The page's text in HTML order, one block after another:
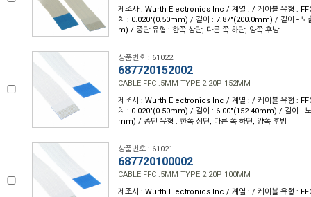
제조사 : Wurth Electronics Inc / 계열 : / 케이블 유형 :
치 : 0.020"(0.50mm) / 길이 : 7.87"(200.0mm) / 길이 - 노
m) / 종단 유형 : 한쪽 상단, 다른 쪽 하단, 양쪽 후방
상품번호 : 61022
687720152002
CABLE FFC .5MM TYPE 2 20P 152MM
제조사 : Wurth Electronics Inc / 계열 : / 케이블 유형 :
치 : 0.020"(0.50mm) / 길이 : 6.00"(152.40mm) / 길이 -
mm) / 종단 유형 : 한쪽 상단, 다른 쪽 하단, 양쪽 후방
상품번호 : 61021
687720100002
CABLE FFC .5MM TYPE 2 20P 100MM
제조사 : Wurth Electronics Inc / 계열 : / 케이블 유형 :